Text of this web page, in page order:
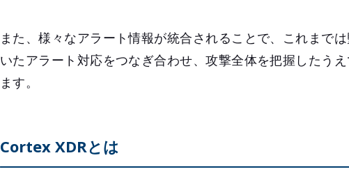
また、様々なアラート情報が統合されることで、これまで
いたアラート対応をつなぎ合わせ、攻撃全体を把握したう
ます。
Cortex XDRとは